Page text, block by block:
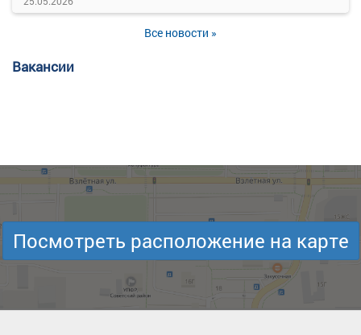
Все новости »
Вакансии
Посмотреть расположение на карте